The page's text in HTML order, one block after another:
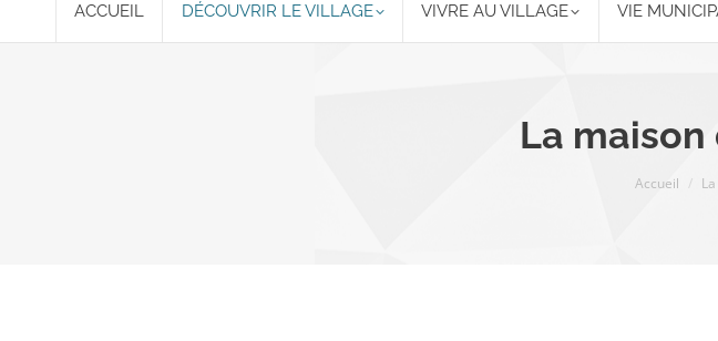
ACCUEIL DÉCOUVRIR LE VILLAGE VIVRE AU VILLAGE VIE
La
Accueil